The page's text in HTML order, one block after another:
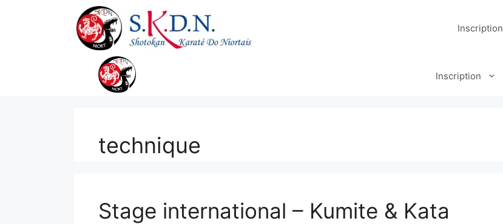
Inscription
Inscription
technique
Stage international – Kumite & Kata